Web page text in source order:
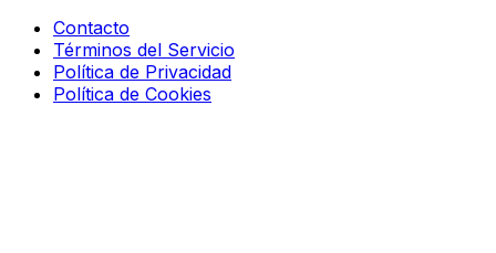
Contacto
Términos del Servicio
Política de Privacidad
Política de Cookies